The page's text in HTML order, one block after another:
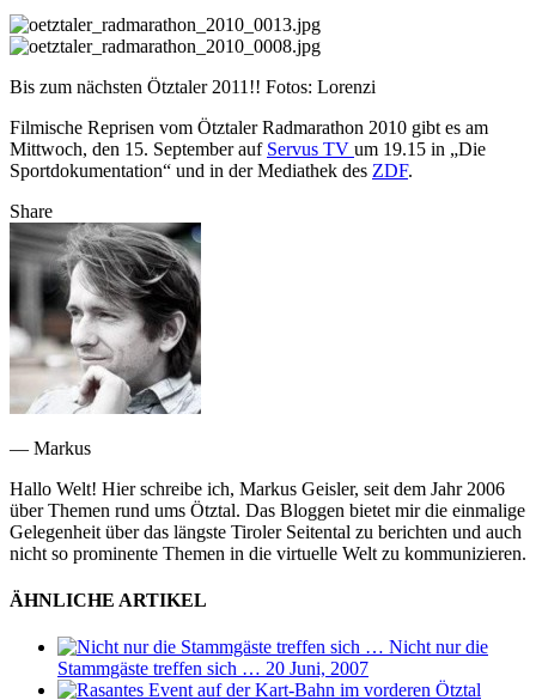
Bis zum nächsten Ötztaler 2011!! Fotos: Lorenzi
Filmische Reprisen vom Ötztaler Radmarathon 2010 gibt es am
Mittwoch, den 15. September auf Servus TV um 19.15 in „Die
Sportdokumentation“ und in der Mediathek des ZDF.
Share
— Markus
Hallo Welt! Hier schreibe ich, Markus Geisler, seit dem Jahr 2006
über Themen rund ums Ötztal. Das Bloggen bietet mir die einmalige
Gelegenheit über das längste Tiroler Seitental zu berichten und auch
nicht so prominente Themen in die virtuelle Welt zu kommunizieren.
ÄHNLICHE ARTIKEL
Nicht nur die
Stammgäste treffen sich … 20 Juni, 2007